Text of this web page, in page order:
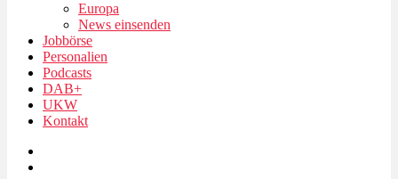
Europa
News einsenden
Jobbörse
Personalien
Podcasts
DAB+
UKW
Kontakt